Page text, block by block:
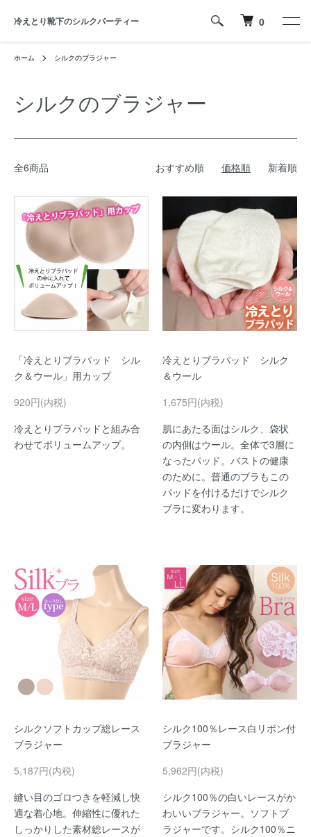
冷えとり靴下のシルクパーティー 0
ホーム シルクのブラジャー
シルクのブラジャー
全6商品 おすすめ順 価格順 新着順
「冷えとりブラパッド シル
ク＆ウール」用カップ
920円(内税)
冷えとりブラパッドと組み合
わせてボリュームアップ。
冷えとりブラパッド シルク
＆ウール
1,675円(内税)
肌にあたる面はシルク、袋状
の内側はウール。全体で3層に
なったパッド。バストの健康
のために。普通のブラもこの
パッドを付けるだけでシルク
ブラに変わります。
シルクソフトカップ総レース
ブラジャー
5,187円(内税)
縫い目のゴロつきを軽減し快
適な着心地。伸縮性に優れた
しっかりした素材総レースが
シルク100％レース白リボン付
ブラジャー
5,962円(内税)
シルク100％の白いレースがか
わいいブラジャー。ソフトブ
ラジャーです。シルク100％ニ